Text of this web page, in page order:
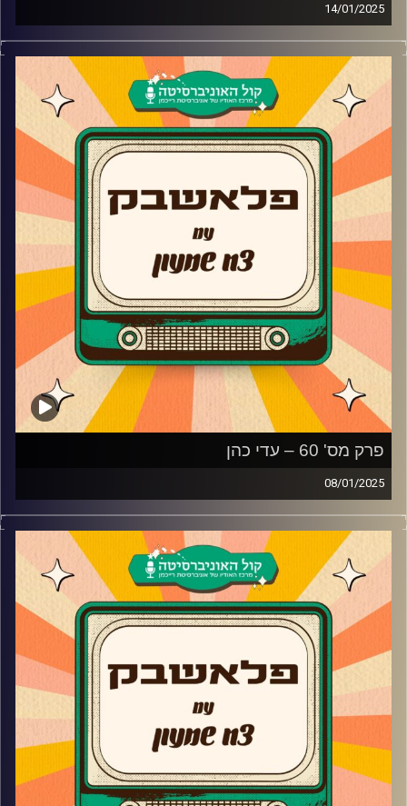
14/01/2025
מיכאלה אלקין מגיעה לאולפן פלאשבק!
השחקנית שמגיל קטן על המסך שלנו וכבשה אותנו בראש
גדול מגיעה ומספרת את הסודות מאחורי העונה הראשונה, למה
היא לא המשיכה לעונה השנייה, האודישן לסדרה האי ומדוע
החליטה לקחת פסק זמן מקריירת המשחק ולהגשים את חלום
הילדות שלה וכיצד נולד המותג JIMMINI?
קרדיט תמונות:AudioVersity
פרק מס' 60 – עדי כהן
08/01/2025
עדי כהן מגיעה לאולפן פלאשבק!
הזמרת שפרצה לחיינו בעונה השנייה של כוכב נולד, מגיעה
ומספרת על סגירת המעגל שעשתה עם חברות מבית הספר,
התדמית כדיווה, הפסטיגל שהייתה אמורה לעשות וסירבה לו,
למה היא לא מוציאה אלבום סולו משלה ומה זו מוזיקה בשבילה
קרדיט תמונות:AudioVersity